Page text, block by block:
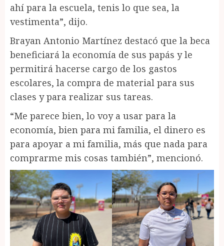
ahí para la escuela, tenis lo que sea, la
vestimenta”, dijo.
Brayan Antonio Martínez destacó que la beca
beneficiará la economía de sus papás y le
permitirá hacerse cargo de los gastos
escolares, la compra de material para sus
clases y para realizar sus tareas.
“Me parece bien, lo voy a usar para la
economía, bien para mi familia, el dinero es
para apoyar a mi familia, más que nada para
comprarme mis cosas también”, mencionó.